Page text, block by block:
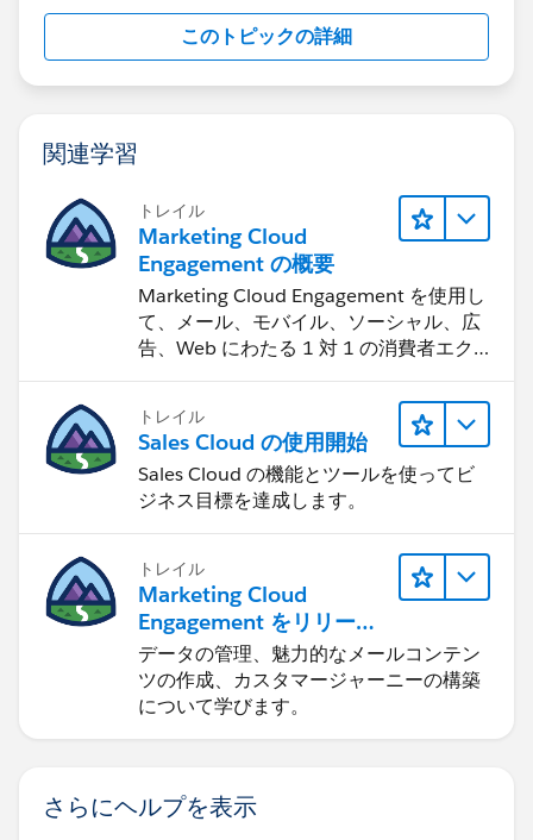
このトピックの詳細
関連学習
トレイル
Marketing Cloud
Engagement の概要
Marketing Cloud Engagement を使用し
て、メール、モバイル、ソーシャル、広
告、Web にわたる 1 対 1 の消費者エク
トレイル
Sales Cloud の使用開始
Sales Cloud の機能とツールを使ってビ
ジネス目標を達成します。
トレイル
Marketing Cloud
Engagement をリリース
する
データの管理、魅力的なメールコンテン
ツの作成、カスタマージャーニーの構築
について学びます。
さらにヘルプを表示